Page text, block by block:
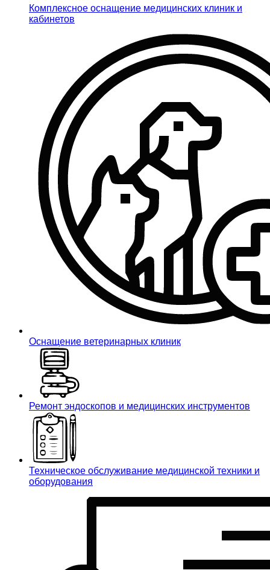
Комплексное оснащение медицинских клиник и
кабинетов
Оснащение ветеринарных клиник
Ремонт эндоскопов и медицинских инструментов
Техническое обслуживание медицинской техники и
оборудования